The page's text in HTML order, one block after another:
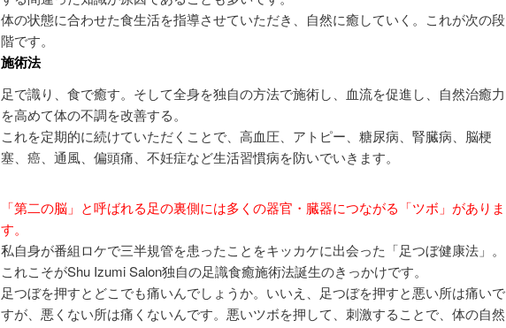
体の状態に合わせた食生活を指導させていただき、自然に癒していく。これが次の段
階です。
施術法
足で識り、食で癒す。そして全身を独自の方法で施術し、血流を促進し、自然治癒力
を高めて体の不調を改善する。
これを定期的に続けていただくことで、高血圧、アトピー、糖尿病、腎臓病、脳梗
塞、癌、通風、偏頭痛、不妊症など生活習慣病を防いでいきます。
「第二の脳」と呼ばれる足の裏側には多くの器官・臓器につながる「ツボ」がありま
す。
私自身が番組ロケで三半規管を患ったことをキッカケに出会った「足つぼ健康法」。
これこそがShu Izumi Salon独自の足識食癒施術法誕生のきっかけです。
足つぼを押すとどこでも痛いんでしょうか。いいえ、足つぼを押すと悪い所は痛いで
すが、悪くない所は痛くないんです。悪いツボを押して、刺激することで、体の自然